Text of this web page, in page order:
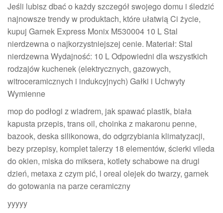
Jeśli lubisz dbać o każdy szczegół swojego domu i śledzić
najnowsze trendy w produktach, które ułatwią Ci życie,
kupuj Garnek Express Monix M530004 10 L Stal
nierdzewna o najkorzystniejszej cenie. Materiał: Stal
nierdzewna Wydajność: 10 L Odpowiedni dla wszystkich
rodzajów kuchenek (elektrycznych, gazowych,
witroceramicznych i indukcyjnych) Gałki i Uchwyty
Wymienne
mop do podłogi z wiadrem, jak spawać plastik, biała
kapusta przepis, trans oil, choinka z makaronu penne,
bazook, deska silikonowa, do odgrzybiania klimatyzacji,
bezy przepisy, komplet talerzy 18 elementów, ścierki vileda
do okien, miska do miksera, kotlety schabowe na drugi
dzień, metaxa z czym pić, l oreal olejek do twarzy, garnek
do gotowania na parze ceramiczny
yyyyy